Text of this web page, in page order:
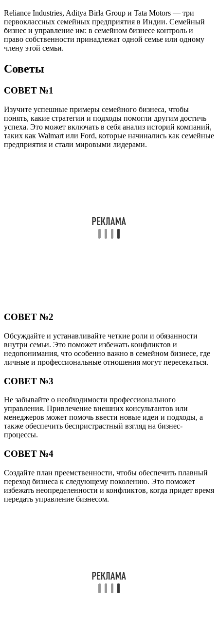
Reliance Industries, Aditya Birla Group и Tata Motors — три
первоклассных семейных предприятия в Индии. Семейный
бизнес и управление им: в семейном бизнесе контроль и
право собственности принадлежат одной семье или одному
члену этой семьи.
Советы
СОВЕТ №1
Изучите успешные примеры семейного бизнеса, чтобы
понять, какие стратегии и подходы помогли другим достичь
успеха. Это может включать в себя анализ историй компаний,
таких как Walmart или Ford, которые начинались как семейные
предприятия и стали мировыми лидерами.
СОВЕТ №2
Обсуждайте и устанавливайте четкие роли и обязанности
внутри семьи. Это поможет избежать конфликтов и
недопонимания, что особенно важно в семейном бизнесе, где
личные и профессиональные отношения могут пересекаться.
СОВЕТ №3
Не забывайте о необходимости профессионального
управления. Привлечение внешних консультантов или
менеджеров может помочь ввести новые идеи и подходы, а
также обеспечить беспристрастный взгляд на бизнес-
процессы.
СОВЕТ №4
Создайте план преемственности, чтобы обеспечить плавный
переход бизнеса к следующему поколению. Это поможет
избежать неопределенности и конфликтов, когда придет время
передать управление бизнесом.